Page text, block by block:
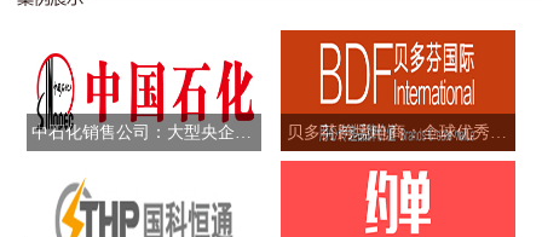
中石化销售公司：大型央企混合所有制改革标志性项目 贝多芬跨境电商：全球优秀品牌跨境B2B全网运营商